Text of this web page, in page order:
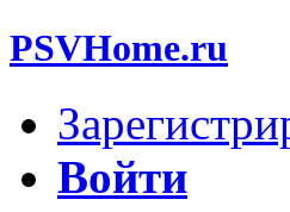
PSVHome.ru
Войти